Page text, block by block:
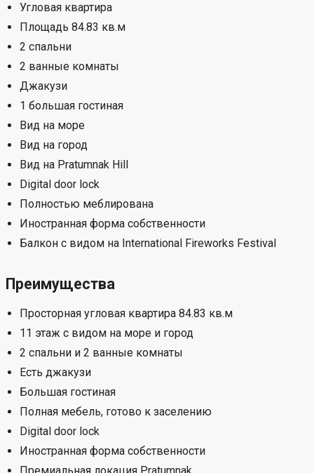
Угловая квартира
Площадь 84.83 кв.м
2 спальни
2 ванные комнаты
Джакузи
1 большая гостиная
Вид на море
Вид на город
Вид на Pratumnak Hill
Digital door lock
Полностью меблирована
Иностранная форма собственности
Балкон с видом на International Fireworks Festival
Преимущества
Просторная угловая квартира 84.83 кв.м
11 этаж с видом на море и город
2 спальни и 2 ванные комнаты
Есть джакузи
Большая гостиная
Полная мебель, готово к заселению
Digital door lock
Иностранная форма собственности